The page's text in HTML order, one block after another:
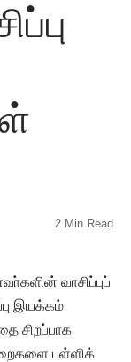
2 Min Read
வாசிப்புப்
இயக்கம்
சிறப்பாக
பள்ளிக்